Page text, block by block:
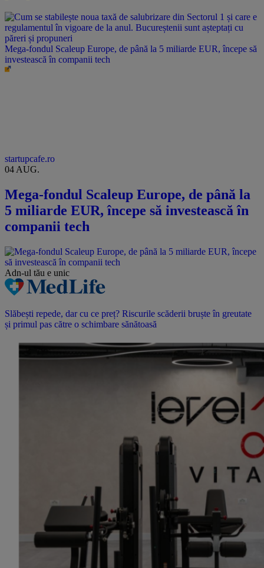
Mega-fondul Scaleup Europe, de până la 5 miliarde EUR, începe să
investească în companii tech
startupcafe.ro
04 AUG.
Mega-fondul Scaleup Europe, de până la
5 miliarde EUR, începe să investească în
companii tech
Adn-ul tău e unic
Slăbești repede, dar cu ce preț? Riscurile scăderii bruște în greutate
și primul pas către o schimbare sănătoasă